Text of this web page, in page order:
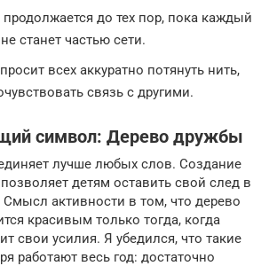
продолжается до тех пор, пока каждый
станет частью сети.
всех аккуратно потянуть нить,
связь с другими.
символ: Дерево дружбы
лучше любых слов. Создание
детям оставить свой след в
Смысл активности в том, что дерево
красивым только тогда, когда
свои усилия. Я убедился, что такие
работают весь год: достаточно